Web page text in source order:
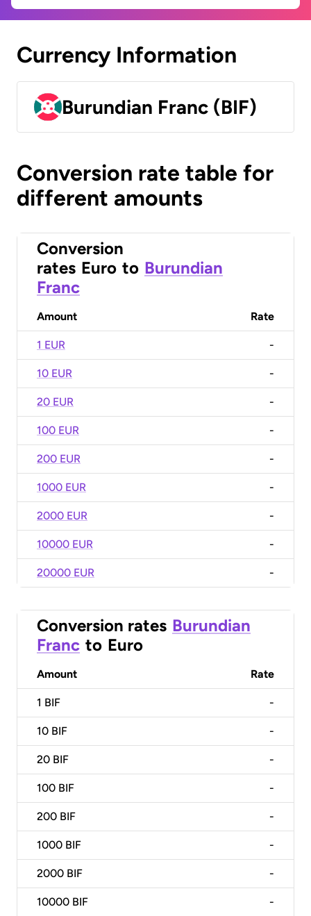
Currency Information
Burundian Franc (BIF)
Conversion rate table for
different amounts
Conversion
rates Euro to Burundian
Franc
Amount Rate
1 EUR -
10 EUR -
20 EUR -
100 EUR -
200 EUR -
1000 EUR -
2000 EUR -
10000 EUR -
20000 EUR -
Conversion rates Burundian
Franc to Euro
Amount Rate
1 BIF -
10 BIF -
20 BIF -
100 BIF -
200 BIF -
1000 BIF -
2000 BIF -
10000 BIF -